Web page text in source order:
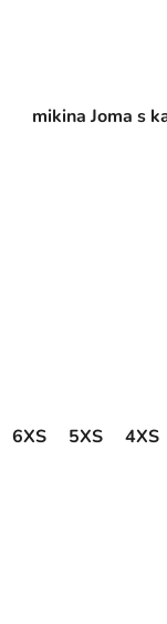
mikina Joma s
6XS 5XS 4XS